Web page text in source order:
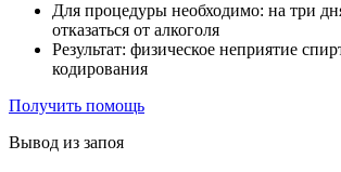
Для процедуры необходимо: на три
отказаться от алкоголя
Результат: физическое неприятие
кодирования
Получить помощь
Вывод из запоя